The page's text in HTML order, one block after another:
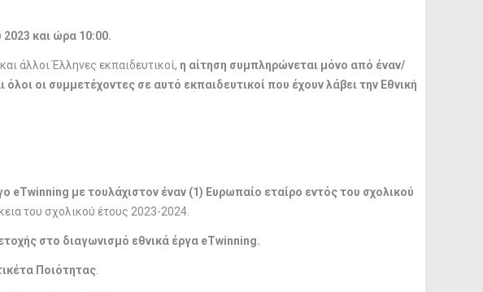
και ώρα 10:00.
άλλοι Έλληνες εκπαιδευτικοί, η αίτηση συμπληρώνεται μόνο από έναν/
όλοι οι συμμετέχοντες σε αυτό εκπαιδευτικοί που έχουν λάβει την Εθνική
eTwinning με τουλάχιστον έναν (1) Ευρωπαίο εταίρο εντός του σχολικού
του σχολικού έτους 2023-2024.
στο διαγωνισμό εθνικά έργα eTwinning.
Ποιότητας.